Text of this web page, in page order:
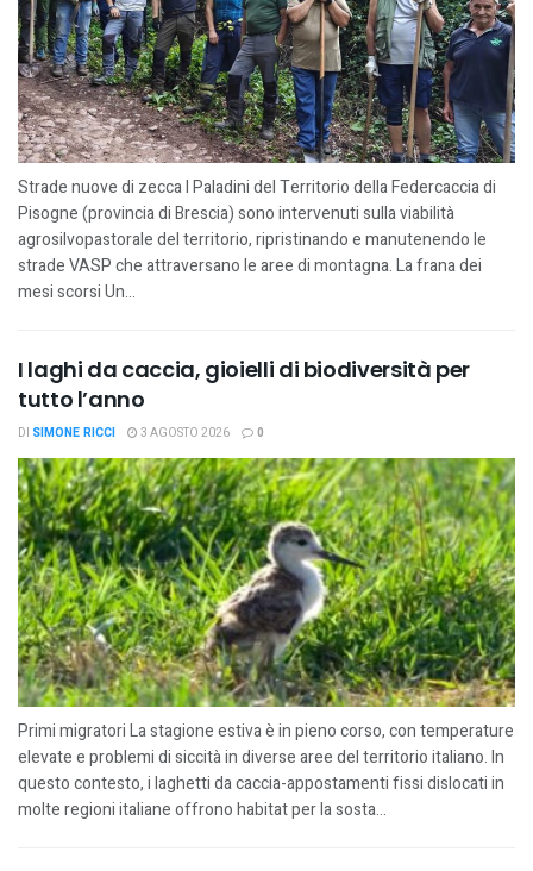
Strade nuove di zecca I Paladini del Territorio della Federcaccia di
Pisogne (provincia di Brescia) sono intervenuti sulla viabilità
agrosilvopastorale del territorio, ripristinando e manutenendo le
strade VASP che attraversano le aree di montagna. La frana dei
mesi scorsi Un...
I laghi da caccia, gioielli di biodiversità per
tutto l’anno
DI SIMONE RICCI 3 AGOSTO 2026 0
Primi migratori La stagione estiva è in pieno corso, con temperature
elevate e problemi di siccità in diverse aree del territorio italiano. In
questo contesto, i laghetti da caccia-appostamenti fissi dislocati in
molte regioni italiane offrono habitat per la sosta...